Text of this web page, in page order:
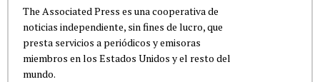
The Associated Press es una cooperativa de
noticias independiente, sin fines de lucro, que
presta servicios a periódicos y emisoras
miembros en los Estados Unidos y el resto del
mundo.